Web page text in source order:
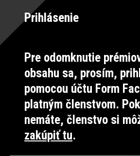
Prihlásenie
Pre odomknutie
obsahu sa, prosím,
pomocou účtu Form
platným členstvom.
nemáte, členstvo si
zakúpiť tu.